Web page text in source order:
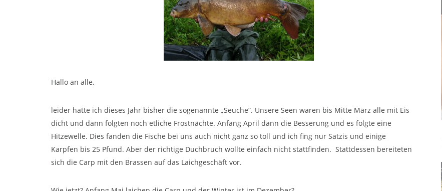
Hallo an alle,
leider hatte ich dieses Jahr bisher die sogenannte „Seuche“. Unsere Seen waren bis Mitte März alle mit Eis
dicht und dann folgten noch etliche Frostnächte. Anfang April dann die Besserung und es folgte eine
Hitzewelle. Dies fanden die Fische bei uns auch nicht ganz so toll und ich fing nur Satzis und einige
Karpfen bis 25 Pfund. Aber der richtige Duchbruch wollte einfach nicht stattfinden. Stattdessen bereiteten
sich die Carp mit den Brassen auf das Laichgeschäft vor.